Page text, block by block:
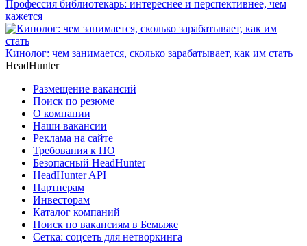
Профессия библиотекарь: интереснее и перспективнее, чем
кажется
Кинолог: чем занимается, сколько зарабатывает, как им стать
HeadHunter
Размещение вакансий
Поиск по резюме
О компании
Наши вакансии
Реклама на сайте
Требования к ПО
Безопасный HeadHunter
HeadHunter API
Партнерам
Инвесторам
Каталог компаний
Поиск по вакансиям в Бемыже
Сетка: соцсеть для нетворкинга